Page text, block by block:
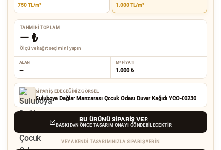
750 TL/m²
1.000 TL/m²
TAHMINI TOPLAM
— ₺
Ölçü ve kağıt seçimini yapın
ALAN
—
M² FIYATI
1.000 ₺
SIPARIŞ EDECEĞINIZ GÖRSEL
Suluboya Dağlar Manzarası Çocuk Odası Duvar Kağıdı YCO-00230
BU ÜRÜNÜ SIPARIŞ VER
BASKIDAN ÖNCE TASARIM ONAYI GÖNDERILECEKTIR
VEYA KENDI TASARIMINIZLA SIPARIŞ VERIN